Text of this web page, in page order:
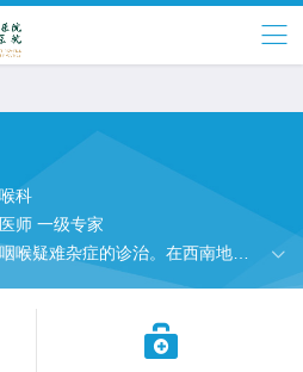
科
师 一级专家
喉疑难杂症的诊治。在西南地区
空肠移植修复下咽广泛缺损。对耳
手术切除后修复重建做了大量工作
展。
